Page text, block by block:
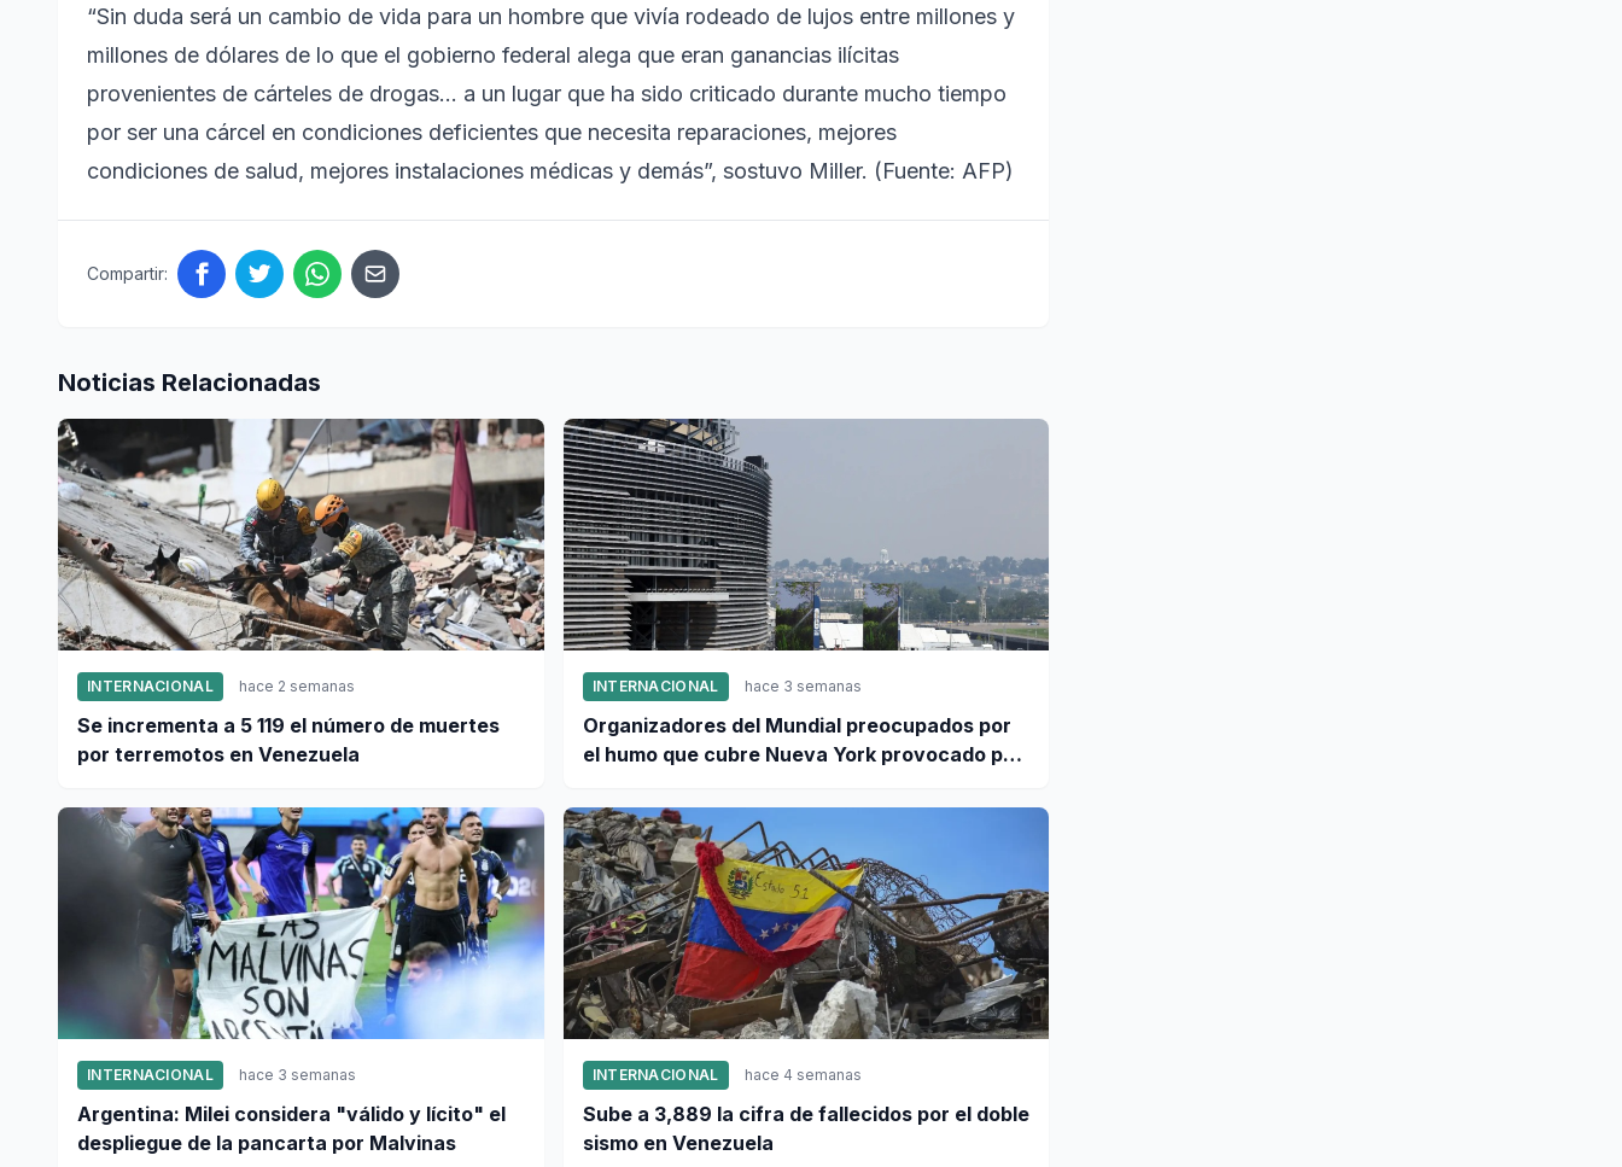
“Sin duda será un cambio de vida para un hombre que vivía rodeado de lujos entre millones y
millones de dólares de lo que el gobierno federal alega que eran ganancias ilícitas
provenientes de cárteles de drogas… a un lugar que ha sido criticado durante mucho tiempo
por ser una cárcel en condiciones deficientes que necesita reparaciones, mejores
condiciones de salud, mejores instalaciones médicas y demás”, sostuvo Miller. (Fuente: AFP)
Compartir:
Noticias Relacionadas
INTERNACIONAL hace 2 semanas
Se incrementa a 5 119 el número de muertes
por terremotos en Venezuela
INTERNACIONAL hace 3 semanas
Organizadores del Mundial preocupados por
el humo que cubre Nueva York provocado por
INTERNACIONAL hace 3 semanas
Argentina: Milei considera "válido y lícito" el
despliegue de la pancarta por Malvinas
INTERNACIONAL hace 4 semanas
Sube a 3,889 la cifra de fallecidos por el doble
sismo en Venezuela